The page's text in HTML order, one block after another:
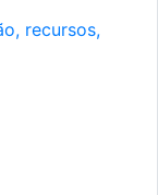
recursos,